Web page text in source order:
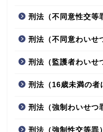
刑法（不同意性交等
刑法（不同意わいせ
刑法（監護者わいせ
刑法（16歳未満の者
刑法（強制わいせつ
刑法（強制性交等罪）